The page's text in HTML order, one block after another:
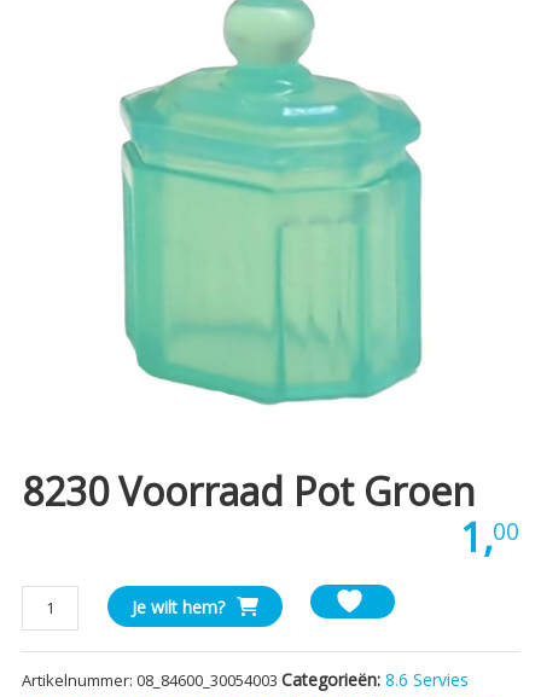
8230 Voorraad Pot Groen
1,00
8230
Voorraad
pot
Groen
Je wilt hem?
Artikelnummer: 08_84600_30054003 Categorieën: 8.6 Servies